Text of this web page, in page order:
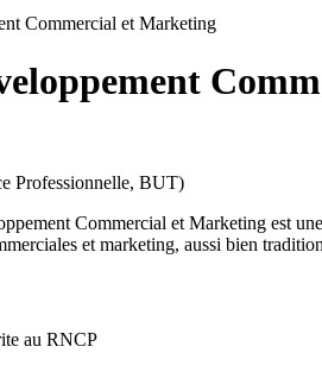
Commercial et Marketing
Professionnelle, BUT)
Commercial et Marketing est
et marketing, aussi bien
au RNCP